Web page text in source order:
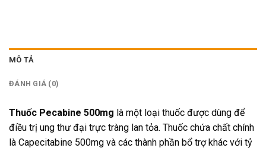
MÔ TẢ
ĐÁNH GIÁ (0)
Thuốc Pecabine 500mg là một loại thuốc được dùng để
điều trị ung thư đại trực tràng lan tỏa. Thuốc chứa chất chính
là Capecitabine 500mg và các thành phần bổ trợ khác với tỷ